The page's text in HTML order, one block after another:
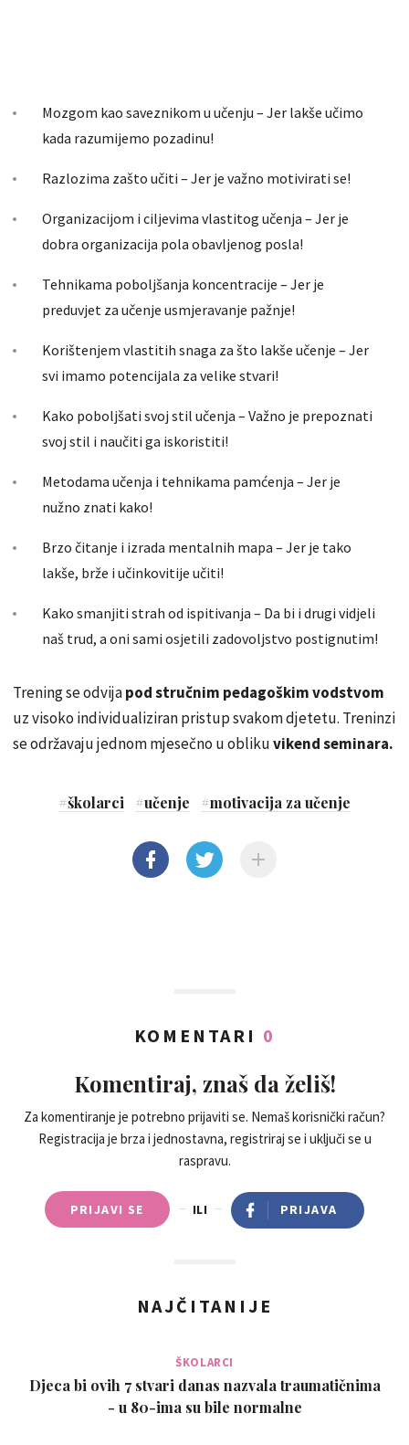
Mozgom kao saveznikom u učenju – Jer lakše učimo
kada razumijemo pozadinu!
Razlozima zašto učiti – Jer je važno motivirati se!
Organizacijom i ciljevima vlastitog učenja – Jer je
dobra organizacija pola obavljenog posla!
Tehnikama poboljšanja koncentracije – Jer je
preduvjet za učenje usmjeravanje pažnje!
Korištenjem vlastitih snaga za što lakše učenje – Jer
svi imamo potencijala za velike stvari!
Kako poboljšati svoj stil učenja – Važno je prepoznati
svoj stil i naučiti ga iskoristiti!
Metodama učenja i tehnikama pamćenja – Jer je
nužno znati kako!
Brzo čitanje i izrada mentalnih mapa – Jer je tako
lakše, brže i učinkovitije učiti!
Kako smanjiti strah od ispitivanja – Da bi i drugi vidjeli
naš trud, a oni sami osjetili zadovoljstvo postignutim!
Trening se odvijapod stručnim pedagoškim vodstvom
uz visoko individualiziran pristup svakom djetetu. Treninzi
se održavaju jednom mjesečno u oblikuvikend seminara.
#školarci #učenje #motivacija za učenje
KOMENTARI 0
Komentiraj, znaš da želiš!
Za komentiranje je potrebno prijaviti se. Nemaš korisnički račun?
Registracija je brza i jednostavna, registriraj se i uključi se u
raspravu.
PRIJAVI SE ILI PRIJAVA
NAJČITANIJE
ŠKOLARCI
Djeca bi ovih 7 stvari danas nazvala traumatičnima
- u 80-ima su bile normalne